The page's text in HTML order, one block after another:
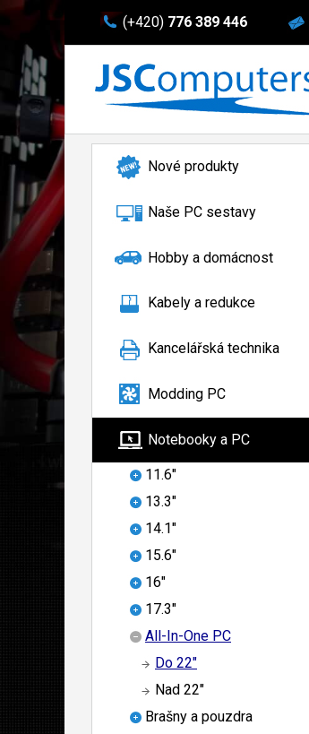
(+420) 776 389 446
Nové produkty
Naše PC sestavy
Hobby a domácnost
Kabely a redukce
Kancelářská technika
Modding PC
Notebooky a PC
11.6"
13.3"
14.1"
15.6"
16"
17.3"
All-In-One PC
Do 22"
Nad 22"
Brašny a pouzdra